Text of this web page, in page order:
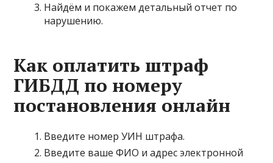
Найдём и покажем детальный отчет по
нарушению.
Как оплатить штраф
ГИБДД по номеру
постановления онлайн
Введите номер УИН штрафа.
Введите ваше ФИО и адрес электронной